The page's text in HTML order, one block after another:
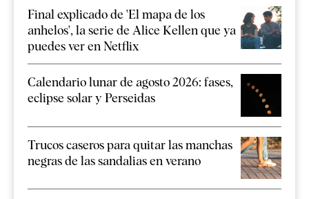
Final explicado de 'El mapa de los
anhelos', la serie de Alice Kellen que ya
puedes ver en Netflix
Calendario lunar de agosto 2026: fases,
eclipse solar y Perseidas
Trucos caseros para quitar las manchas
negras de las sandalias en verano